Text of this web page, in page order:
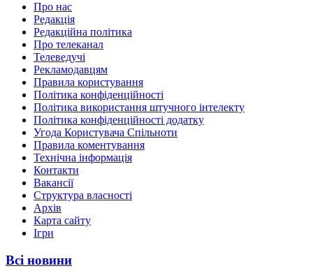
Про нас
Редакція
Редакційна політика
Про телеканал
Телеведучі
Рекламодавцям
Правила користування
Політика конфіденційності
Політика використання штучного інтелекту
Політика конфіденційності додатку
Угода Користувача Спільноти
Правила коментування
Технічна інформація
Контакти
Вакансії
Структура власності
Архів
Карта сайту
Ігри
Всі новини